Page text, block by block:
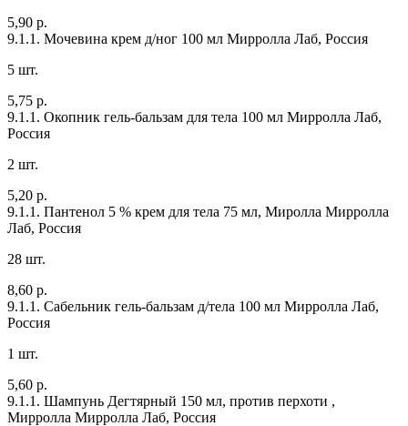
5,90 р.
9.1.1. Мочевина крем д/ног 100 мл Мирролла Лаб, Россия
5 шт.
5,75 р.
9.1.1. Окопник гель-бальзам для тела 100 мл Мирролла Лаб,
Россия
2 шт.
5,20 р.
9.1.1. Пантенол 5 % крем для тела 75 мл, Миролла Мирролла
Лаб, Россия
28 шт.
8,60 р.
9.1.1. Сабельник гель-бальзам д/тела 100 мл Мирролла Лаб,
Россия
1 шт.
5,60 р.
9.1.1. Шампунь Дегтярный 150 мл, против перхоти ,
Мирролла Мирролла Лаб, Россия